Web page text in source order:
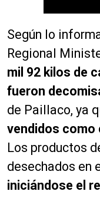
Según lo
Regional
mil 92 kilos de
fueron
de Paillaco, ya
vendidos
Los productos
desechados en
iniciándose el